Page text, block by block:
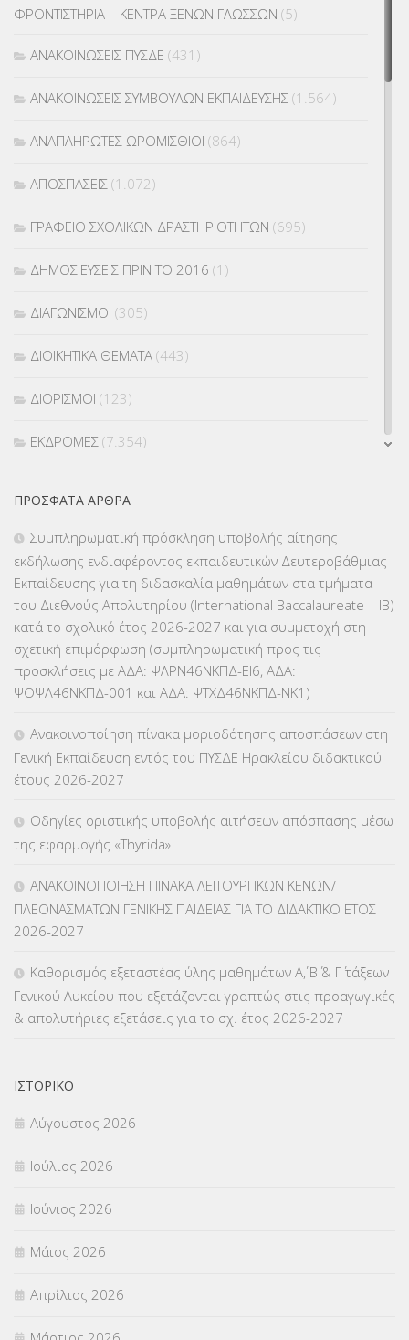
ΦΡΟΝΤΙΣΤΗΡΙΑ – ΚΕΝΤΡΑ ΞΕΝΩΝ ΓΛΩΣΣΩΝ (5)
ΑΝΑΚΟΙΝΩΣΕΙΣ ΠΥΣΔΕ (431)
ΑΝΑΚΟΙΝΩΣΕΙΣ ΣΥΜΒΟΥΛΩΝ ΕΚΠΑΙΔΕΥΣΗΣ (1.564)
ΑΝΑΠΛΗΡΩΤΕΣ ΩΡΟΜΙΣΘΙΟΙ (864)
ΑΠΟΣΠΑΣΕΙΣ (1.072)
ΓΡΑΦΕΙΟ ΣΧΟΛΙΚΩΝ ΔΡΑΣΤΗΡΙΟΤΗΤΩΝ (695)
ΔΗΜΟΣΙΕΥΣΕΙΣ ΠΡΙΝ ΤΟ 2016 (1)
ΔΙΑΓΩΝΙΣΜΟΙ (305)
ΔΙΟΙΚΗΤΙΚΑ ΘΕΜΑΤΑ (443)
ΔΙΟΡΙΣΜΟΙ (123)
ΕΚΔΡΟΜΕΣ (7.354)
ΕΠΙΜΟΡΦΩΣΗ Τ.Π.Ε.(10)
ΕΥΡΩΠΑΪΚΑ ΠΡΟΓΡΑΜΜΑΤΑ(230)
ΚΕΣΥ (60)
ΚΕΣΥΠ(109)
ΚΠγ – ΚΡΑΤΙΚΟ ΠΙΣΤΟΠΟΙΗΤΙΚΟ ΓΛΩΣΣΟΜΑΘΕΙΑΣ(135)
ΚΠπ- ΚΡΑΤΙΚΟ ΠΙΣΤΟΠΟΙΗΤΙΚΟ ΠΛΗΡΟΦΟΡΙΚΗΣ
ΛΟΙΠΑ(309)
ΜΕΤΑΘΕΣΕΙΣ-ΤΟΠΟΘΕΤΗΣΕΙΣ ΒΕΛΤΙΩΣΕΙΣ(319)
ΜΕΤΑΦΟΡΑ ΜΑΘΗΤΩΝ(3)
ΟΙΚΟΝΟΜΙΚΑ ΘΕΜΑΤΑ
Π.Ε.Κ. ΗΡΑΚΛΕΙΟΥ
ΠΑΝΕΛΛΑΔΙΚΕΣ ΕΞΕΤΑΣΕΙΣ
ΠΡΟΚΗΡΥΞΕΙΣ
ΣΕΜΙΝΑΡΙΑ – ΗΜΕΡΙΔΕΣ
ΣΕΠ(50)
ΠΡΌΣΦΑΤΑ ΆΡΘΡΑ
Συμπληρωματική πρόσκληση υποβολής αίτησης
εκδήλωσης ενδιαφέροντος εκπαιδευτικών Δευτεροβάθμιας
Εκπαίδευσης για τη διδασκαλία μαθημάτων στα τμήματα
του Διεθνούς Απολυτηρίου (International Baccalaureate – IB)
κατά το σχολικό έτος 2026-2027 και για συμμετοχή στη
σχετική επιμόρφωση (συμπληρωματική προς τις
προσκλήσεις με ΑΔΑ: ΨΛΡΝ46ΝΚΠΔ-ΕΙ6, ΑΔΑ:
ΨΟΨΛ46ΝΚΠΔ-001 και ΑΔΑ: ΨΤΧΔ46ΝΚΠΔ-ΝΚ1)
Ανακοινοποίηση πίνακα μοριοδότησης αποσπάσεων στη
Γενική Εκπαίδευση εντός του ΠΥΣΔΕ Ηρακλείου διδακτικού
έτους 2026-2027
Οδηγίες οριστικής υποβολής αιτήσεων απόσπασης μέσω
της εφαρμογής «Thyrida»
ΑΝΑΚΟΙΝΟΠΟΙΗΣΗ ΠΙΝΑΚΑ ΛΕΙΤΟΥΡΓΙΚΩΝ ΚΕΝΩΝ/
ΠΛΕΟΝΑΣΜΑΤΩΝ ΓΕΝΙΚΗΣ ΠΑΙΔΕΙΑΣ ΓΙΑ ΤΟ ΔΙΔΑΚΤΙΚΟ ΕΤΟΣ
2026-2027
Καθορισμός εξεταστέας ύλης μαθημάτων Α΄, Β΄ & Γ΄ τάξεων
Γενικού Λυκείου που εξετάζονται γραπτώς στις προαγωγικές
& απολυτήριες εξετάσεις για το σχ. έτος 2026-2027
ΙΣΤΟΡΙΚΌ
Αύγουστος 2026
Ιούλιος 2026
Ιούνιος 2026
Μάιος 2026
Απρίλιος 2026